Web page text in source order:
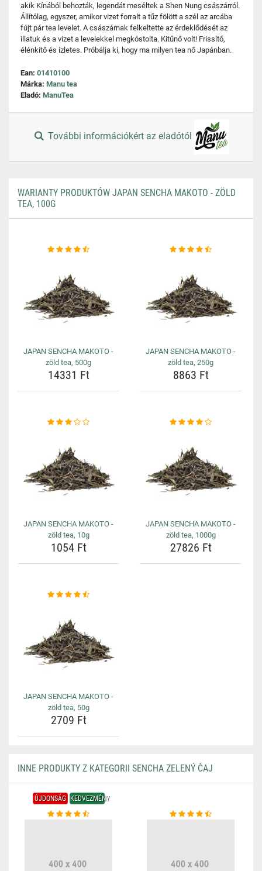
akik Kínából behozták, legendát meséltek a Shen Nung császárról.
Állítólag, egyszer, amikor vizet forralt a tűz fölött a szél az arcába
fújt pár tea levelet. A császárnak felkeltette az érdeklődését az
illatuk és a vizet a levelekkel megkóstolta. Kitűnő volt! Frissítő,
élénkítő és ízletes. Próbálja ki, hogy ma milyen tea nő Japánban.
Ean: 01410100
Márka: Manu tea
Eladó: ManuTea
További információkért az eladótól
WARIANTY PRODUKTÓW JAPAN SENCHA MAKOTO - ZÖLD
TEA, 100G
JAPAN SENCHA MAKOTO -
zöld tea, 500g
14331 Ft
JAPAN SENCHA MAKOTO -
zöld tea, 250g
8863 Ft
JAPAN SENCHA MAKOTO -
zöld tea, 10g
1054 Ft
JAPAN SENCHA MAKOTO -
zöld tea, 1000g
27826 Ft
JAPAN SENCHA MAKOTO -
zöld tea, 50g
2709 Ft
INNE PRODUKTY Z KATEGORII SENCHA ZELENÝ ČAJ
ÚJDONSÁG KEDVEZMÉNY